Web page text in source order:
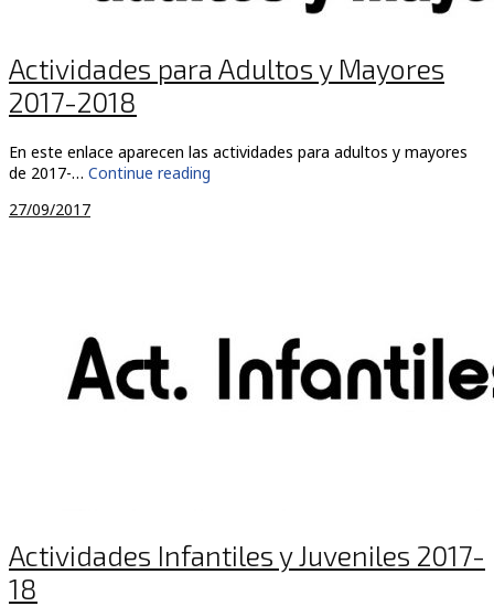
Actividades para Adultos y Mayores
2017-2018
En este enlace aparecen las actividades para adultos y mayores
de 2017-… Continue reading
27/09/2017
Actividades Infantiles y Juveniles 2017-
18